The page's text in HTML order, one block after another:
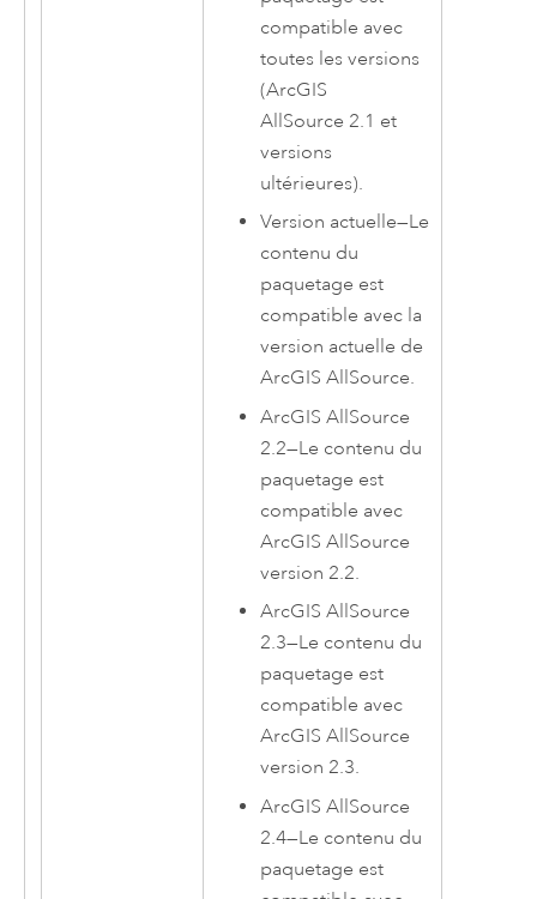
compatible avec
toutes les versions
(ArcGIS
AllSource 2.1 et
versions
ultérieures).
Version actuelle—Le
contenu du
paquetage est
compatible avec la
version actuelle de
ArcGIS AllSource.
ArcGIS AllSource
2.2—Le contenu du
paquetage est
compatible avec
ArcGIS AllSource
version 2.2.
ArcGIS AllSource
2.3—Le contenu du
paquetage est
compatible avec
ArcGIS AllSource
version 2.3.
ArcGIS AllSource
2.4—Le contenu du
paquetage est